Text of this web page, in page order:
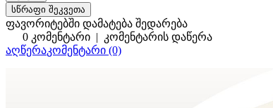
სწრაფი შეკვეთა
ფავორიტებში დამატება შედარება
0 კომენტარი | კომენტარის დაწერა
აღწერაკომენტარი (0)